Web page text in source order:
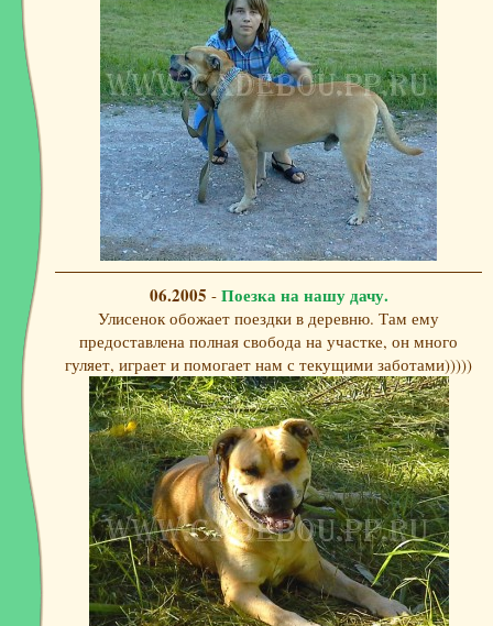
06.2005 - Поезка на нашу дачу.
Улисенок обожает поездки в деревню. Там ему
предоставлена полная свобода на участке, он много
гуляет, играет и помогает нам с текущими заботами)))))